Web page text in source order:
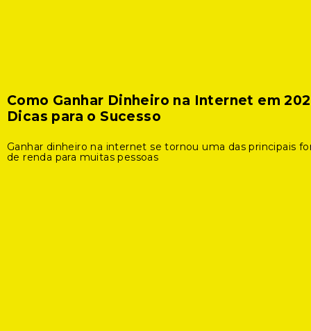
Como Ganhar Dinheiro na Internet em
Dicas para o Sucesso
Ganhar dinheiro na internet se tornou uma das principais
de renda para muitas pessoas